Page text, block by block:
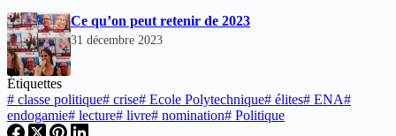
Ce qu’on peut retenir de 2023
31 décembre 2023
Étiquettes
# classe politique# crise# Ecole Polytechnique# élites# ENA#
endogamie# lecture# livre# nomination# Politique